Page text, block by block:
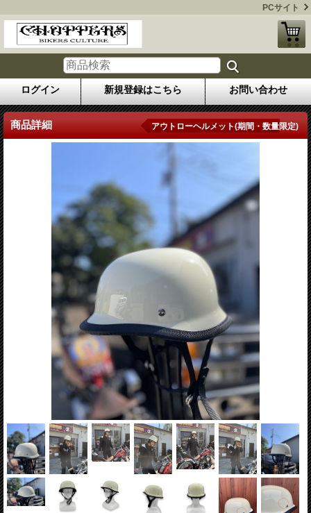
PCサイト
ログイン 新規登録はこちら お問い合わせ
商品詳細 アウトローヘルメット(期間・数量限定)